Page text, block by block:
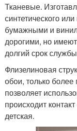
Тканевые.
синтетического
бумажными и
дорогими, но
долгий срок
Флизелиновая
обои, только
позволяет
происходит
детская.